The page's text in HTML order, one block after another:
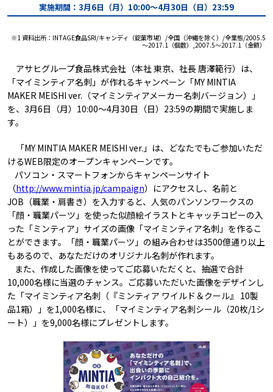
実施期間：3月6日（月）10:00～4月30日（日）23:59
※1 資料出所：INTAGE食品SRI/キャンディ（錠菓市場）/全国（沖縄を除く）/全業態/2005.5
～2017.1（個数）,2007.5～2017.1（金額）
アサヒグループ食品株式会社（本社 東京、社長 唐澤範行）は、
「マイミンティア名刺」が作れるキャンペーン「MY MINTIA
MAKER MEISHI ver.（マイミンティアメーカー名刺バージョン）」
を、3月6日（月）10:00～4月30日（日）23:59の期間で実施しま
す。
「MY MINTIA MAKER MEISHI ver.」は、どなたでもご参加いただ
けるWEB限定のオープンキャンペーンです。
パソコン・スマートフォンからキャンペーンサイト
（http://www.mintia.jp/campaign）にアクセスし、名前と
JOB（職業・肩書き）を入力すると、人気のパンソンワークスの
「顔・職業パーツ」を使った似顔絵イラストとキャッチコピーの入
った「ミンティア」サイズの画像「マイミンティア名刺」を作るこ
とができます。「顔・職業パーツ」の組み合わせは3500億通り以上
もあるので、あなただけのオリジナル名刺が作れます。
また、作成した画像を使ってご応募いただくと、抽選で合計
10,000名様に当選のチャンス。ご応募いただいた画像をデザインし
た「マイミンティア名刺（『ミンティア ワイルド＆クール』 10製
品1箱）」を1,000名様に、「マイミンティア名刺シール（20枚/1シ
ート）」を9,000名様にプレゼントします。